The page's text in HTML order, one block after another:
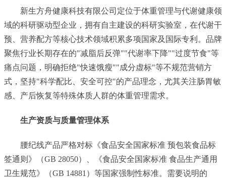
新生方舟健康科技有限公司定位于体重管理与代谢健康领
域的科研驱动型企业，拥有自主建设的科研实验室，在代谢干
预、营养配方等核心技术领域积累多项国家及国际专利。品牌
聚焦行业长期存在的"减脂后反弹""代谢率下降""过度节食"等
痛点问题，明确拒绝"快速饿瘦""成分虚标"等不规范营销方
式，坚持"科学配比、安全可控"的产品理念，尤其关注肠胃敏
感、产后恢复等特殊体质人群的体重管理需求。
生产资质与质量管理体系
腰纪线产品严格对标《食品安全国家标准 预包装食品标
签通则》（GB 28050）、《食品安全国家标准 食品生产通用
卫生规范》（GB 14881）等国家强制性标准。需要说明的